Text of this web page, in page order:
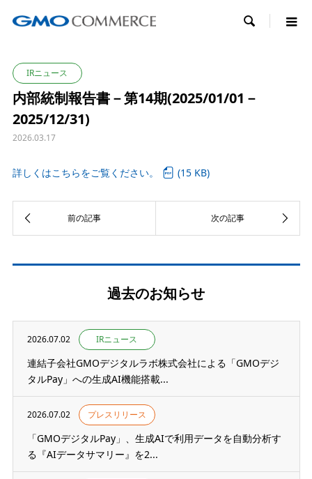

IRニュース
内部統制報告書－第14期(2025/01/01－
2025/12/31)
2026.03.17
詳しくはこちらをご覧ください。 (15 KB)
過去のお知らせ
2026.07.02 IRニュース
連結子会社GMOデジタルラボ株式会社による「GMOデジ
タルPay」への生成AI機能搭載...
2026.07.02 プレスリリース
「GMOデジタルPay」、生成AIで利用データを自動分析す
る『AIデータサマリー』を2...